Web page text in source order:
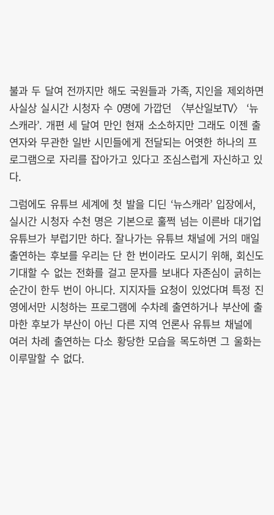
불과 두 달여 전까지만 해도 국원들과 가족, 지인을 제외하면
사실상 실시간 시청자 수 0명에 가깝던 〈부산일보TV〉 ‘뉴
스캐라’. 개편 세 달여 만인 현재 소소하지만 그래도 이젠 출
연자와 무관한 일반 시민들에게 전달되는 어엿한 하나의 프
로그램으로 자리를 잡아가고 있다고 조심스럽게 자신하고 있
다.
그럼에도 유튜브 세계에 첫 발을 디딘 ‘뉴스캐라’ 입장에서,
실시간 시청자 수천 명은 기본으로 훌쩍 넘는 이른바 대기업
유튜브가 부럽기만 하다. 잘나가는 유튜브 채널에 거의 매일
출연하는 후보를 우리는 단 한 번이라도 모시기 위해, 회신도
기대할 수 없는 전화를 걸고 문자를 보내다 자존심이 긁히는
순간이 한두 번이 아니다. 지지자들 요청이 있었다며 특정 진
영에서만 시청하는 프로그램에 수차례 출연하거나 부산에 출
마한 후보가 부산이 아닌 다른 지역 언론사 유튜브 채널에
여러 차례 출연하는 다소 황당한 모습을 목도하면 그 울화는
이루말할 수 없다.